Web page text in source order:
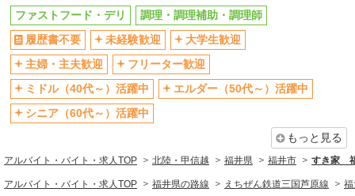
時給1,500円
福井県福井市開発4-309
キープ
ファストフード・デリ
調理・調理補助・調理師
履歴書不要
未経験歓迎
大学生歓迎
主婦・主夫歓迎
フリーター歓迎
ミドル（40代～）活躍中
エルダー（50代～）活躍中
シニア（60代～）活躍中
もっと見る
アルバイト・バイト・求人TOP 北陸・甲信越 福井県 福井市 すき家
アルバイト・バイト・求人TOP 福井県の路線 えちぜん鉄道三国芦原線